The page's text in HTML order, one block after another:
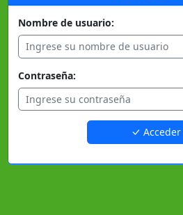
Nombre de usuario:
Contraseña:
Acceder